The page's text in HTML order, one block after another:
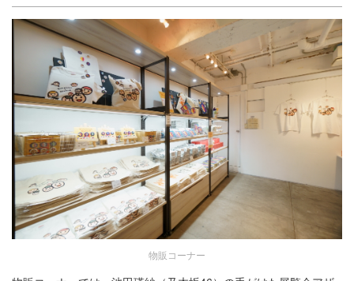
物販コーナー